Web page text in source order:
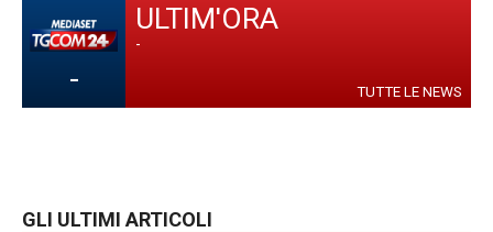
-
ULTIM'ORA
-
TUTTE LE NEWS
GLI ULTIMI ARTICOLI